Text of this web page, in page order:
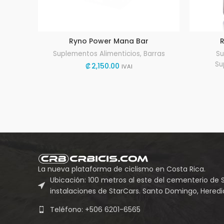
Ryno Power Mana Bar
Suplementos Alimenticios, Barras
₡2,150.00 IVAI
La nueva plataforma de ciclismo en Costa Rica.
Ubicación: 100 metros al este del cementerio de
instalaciones de StarCars. Santo Domingo,
Teléfono: +506 6201-6565